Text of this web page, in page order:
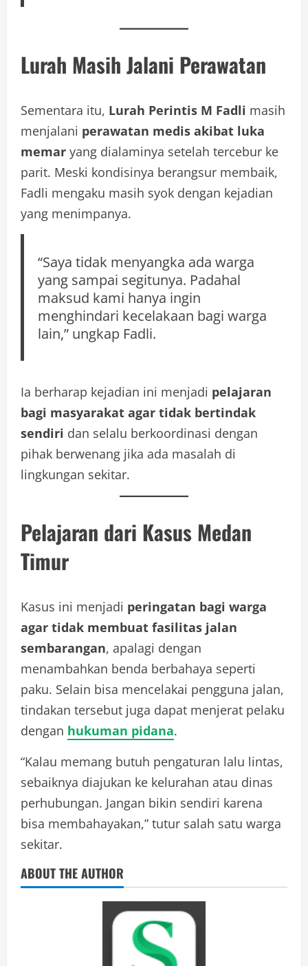
Lurah Masih Jalani Perawatan
Sementara itu, Lurah Perintis M Fadli masih
menjalani perawatan medis akibat luka
memar yang dialaminya setelah tercebur ke
parit. Meski kondisinya berangsur membaik,
Fadli mengaku masih syok dengan kejadian
yang menimpanya.
“Saya tidak menyangka ada warga
yang sampai segitunya. Padahal
maksud kami hanya ingin
menghindari kecelakaan bagi warga
lain,” ungkap Fadli.
Ia berharap kejadian ini menjadi pelajaran
bagi masyarakat agar tidak bertindak
sendiri dan selalu berkoordinasi dengan
pihak berwenang jika ada masalah di
lingkungan sekitar.
Pelajaran dari Kasus Medan
Timur
Kasus ini menjadi peringatan bagi warga
agar tidak membuat fasilitas jalan
sembarangan, apalagi dengan
menambahkan benda berbahaya seperti
paku. Selain bisa mencelakai pengguna jalan,
tindakan tersebut juga dapat menjerat pelaku
dengan hukuman pidana.
“Kalau memang butuh pengaturan lalu lintas,
sebaiknya diajukan ke kelurahan atau dinas
perhubungan. Jangan bikin sendiri karena
bisa membahayakan,” tutur salah satu warga
sekitar.
ABOUT THE AUTHOR